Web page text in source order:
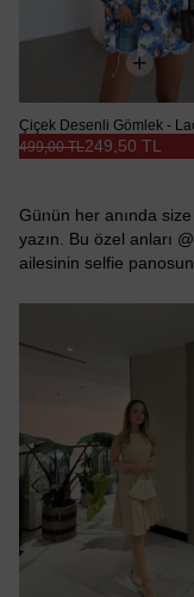
Çiçek Desenli Gömlek -
249,50 TL
499,00 TL
Günün her anında
yazın. Bu özel anları
ailesinin selfie